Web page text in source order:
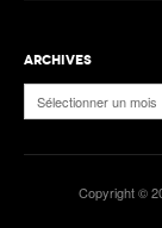
ARCHIVES
Archives
Copyright ©